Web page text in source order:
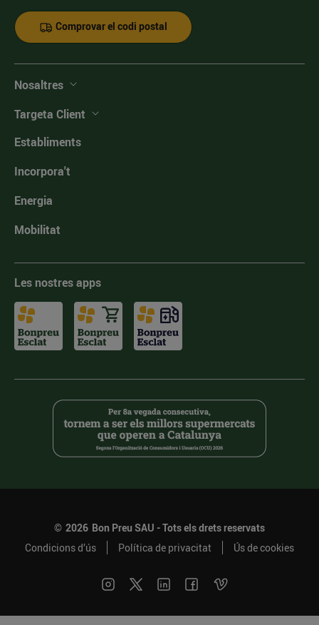
Comprovar el codi postal
Nosaltres
Targeta Client
Establiments
Incorpora't
Energia
Mobilitat
Les nostres apps
© 2026 Bon Preu SAU - Tots els drets reservats
Condicions d’ús
Política de privacitat Ús de cookies